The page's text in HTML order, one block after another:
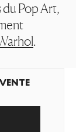
Pop Art,
.